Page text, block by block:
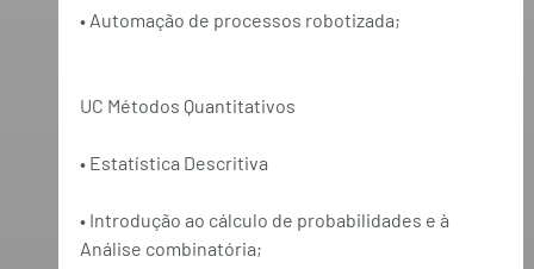
• Automação de processos robotizada;
UC Métodos Quantitativos
• Estatística Descritiva
• Introdução ao cálculo de probabilidades e à
Análise combinatória;